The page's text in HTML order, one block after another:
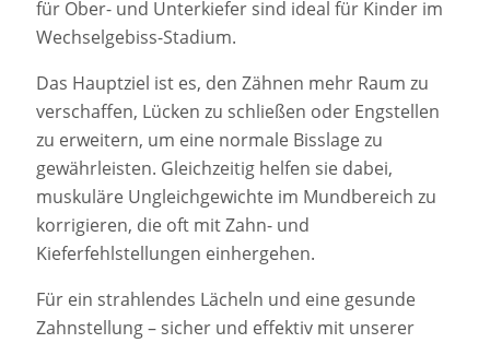
für Ober- und Unterkiefer sind ideal für Kinder im
Wechselgebiss-Stadium.
Das Hauptziel ist es, den Zähnen mehr Raum zu
verschaffen, Lücken zu schließen oder Engstellen
zu erweitern, um eine normale Bisslage zu
gewährleisten. Gleichzeitig helfen sie dabei,
muskuläre Ungleichgewichte im Mundbereich zu
korrigieren, die oft mit Zahn- und
Kieferfehlstellungen einhergehen.
Für ein strahlendes Lächeln und eine gesunde
Zahnstellung – sicher und effektiv mit unserer